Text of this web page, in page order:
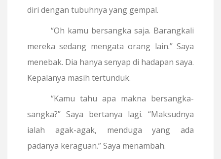
diri dengan tubuhnya yang gempal.
“Oh kamu bersangka saja. Barangkali
mereka sedang mengata orang lain.” Saya
menebak. Dia hanya senyap di hadapan saya.
Kepalanya masih tertunduk.
“Kamu tahu apa makna bersangka-
sangka?” Saya bertanya lagi. “Maksudnya
ialah agak-agak, menduga yang ada
padanya keraguan.” Saya menambah.